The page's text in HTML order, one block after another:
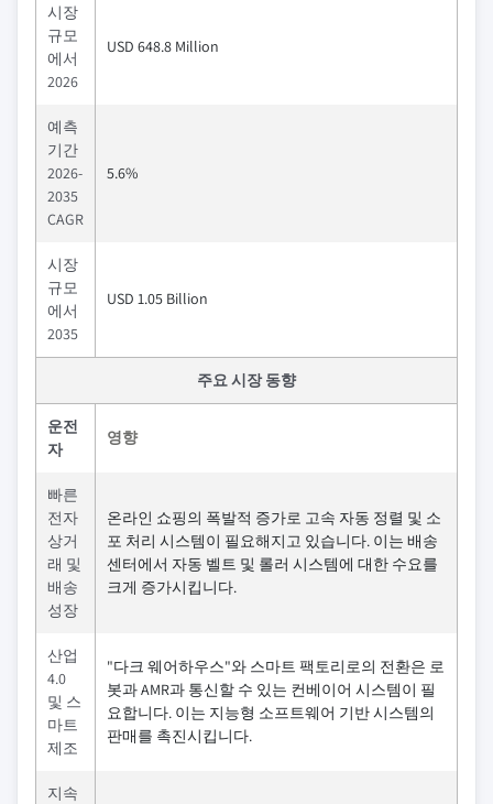
시장
규모
에서
2026
USD 648.8 Million
예측
기간
2026-
2035
CAGR
5.6%
시장
규모
에서
2035
USD 1.05 Billion
주요 시장 동향
운전
자
영향
빠른
전자
상거
래 및
배송
성장
온라인 쇼핑의 폭발적 증가로 고속 자동 정렬 및 소
포 처리 시스템이 필요해지고 있습니다. 이는 배송
센터에서 자동 벨트 및 롤러 시스템에 대한 수요를
크게 증가시킵니다.
산업
4.0
및 스
마트
제조
"다크 웨어하우스"와 스마트 팩토리로의 전환은 로
봇과 AMR과 통신할 수 있는 컨베이어 시스템이 필
요합니다. 이는 지능형 소프트웨어 기반 시스템의
판매를 촉진시킵니다.
지속